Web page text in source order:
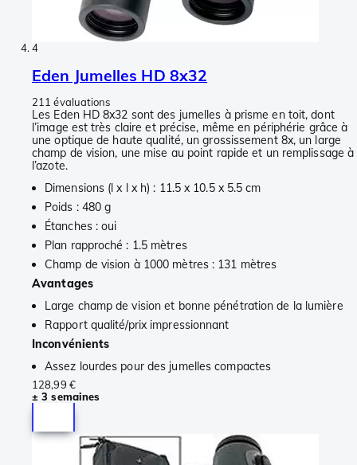
4
Eden Jumelles HD 8x32
211 évaluations
Les Eden HD 8x32 sont des jumelles à prisme en toit, dont
l’image est très claire et précise, même en périphérie grâce à
une optique de haute qualité, un grossissement 8x, un large
champ de vision, une mise au point rapide et un remplissage à
l’azote.
Dimensions (l x l x h) : 11.5 x 10.5 x 5.5 cm
Poids : 480 g
Étanches : oui
Plan rapproché : 1.5 mètres
Champ de vision à 1000 mètres : 131 mètres
Avantages
Large champ de vision et bonne pénétration de la lumière
Rapport qualité/prix impressionnant
Inconvénients
Assez lourdes pour des jumelles compactes
128,99 €
± 3 semaines